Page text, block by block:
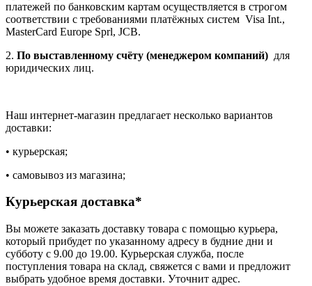
платежей по банковским картам осуществляется в строгом
соответствии с требованиями платёжных систем Visa Int.,
MasterCard Europe Sprl, JCB.
2. По выставленному счёту (менеджером компаний) для
юридических лиц.
Наш интернет-магазин предлагает несколько вариантов
доставки:
• курьерская;
• самовывоз из магазина;
Курьерская доставка*
Вы можете заказать доставку товара с помощью курьера,
который прибудет по указанному адресу в будние дни и
субботу с 9.00 до 19.00. Курьерская служба, после
поступления товара на склад, свяжется с вами и предложит
выбрать удобное время доставки. Уточнит адрес.